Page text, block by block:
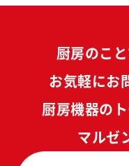
厨房のこ
お気軽にお
厨房機器の
マルゼ